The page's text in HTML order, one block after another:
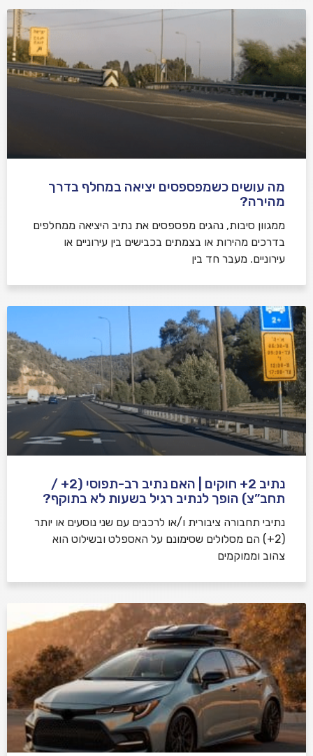
מה עושים כשמפספסים יציאה במחלף בדרך
מהירה?
ממגוון סיבות, נהגים מפספסים את נתיב היציאה ממחלפים
בדרכים מהירות או בצמתים בכבישים בין עירוניים או
עירוניים. מעבר חד בין
נתיב 2+ חוקים | האם נתיב רב-תפוסי (2+ /
תחב”צ) הופך לנתיב רגיל בשעות לא בתוקף?
נתיבי תחבורה ציבורית ו/או לרכבים עם שני נוסעים או יותר
(2+) הם מסלולים שסימונם על האספלט ובשילוט הוא
צהוב וממוקמים